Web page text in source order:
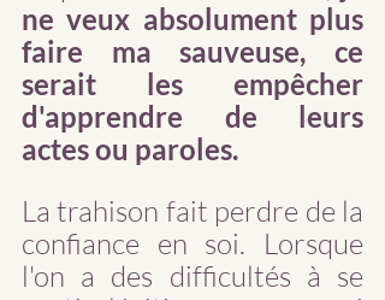
ne veux absolument plus
faire ma sauveuse, ce
serait les empêcher
d'apprendre de leurs
actes ou paroles.
La trahison fait perdre de la
confiance en soi. Lorsque
l'on a des difficultés à se